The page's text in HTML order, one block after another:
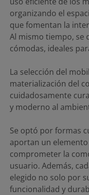
organizando el
que fomentan la
Al mismo tiempo, se
cómodas, ideales
La selección del
materialización del
cuidadosamente
y moderno al
Se optó por formas
aportan un
comprometer la
usuario. Además,
elegido no solo por
funcionalidad y